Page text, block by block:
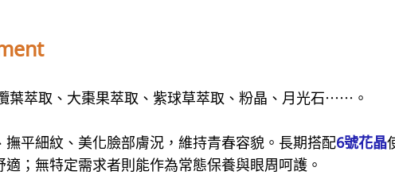
葉萃取、大棗果萃取、紫球草萃取、粉晶、月光石⋯⋯。
平細紋、美化臉部膚況，維持青春容貌。長期搭配6號花晶
；無特定需求者則能作為常態保養與眼周呵護。